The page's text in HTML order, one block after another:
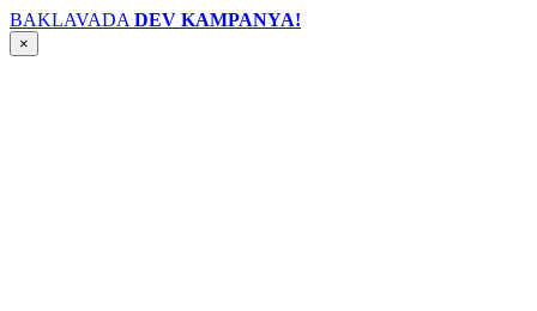
BAKLAVADA DEV KAMPANYA!
×